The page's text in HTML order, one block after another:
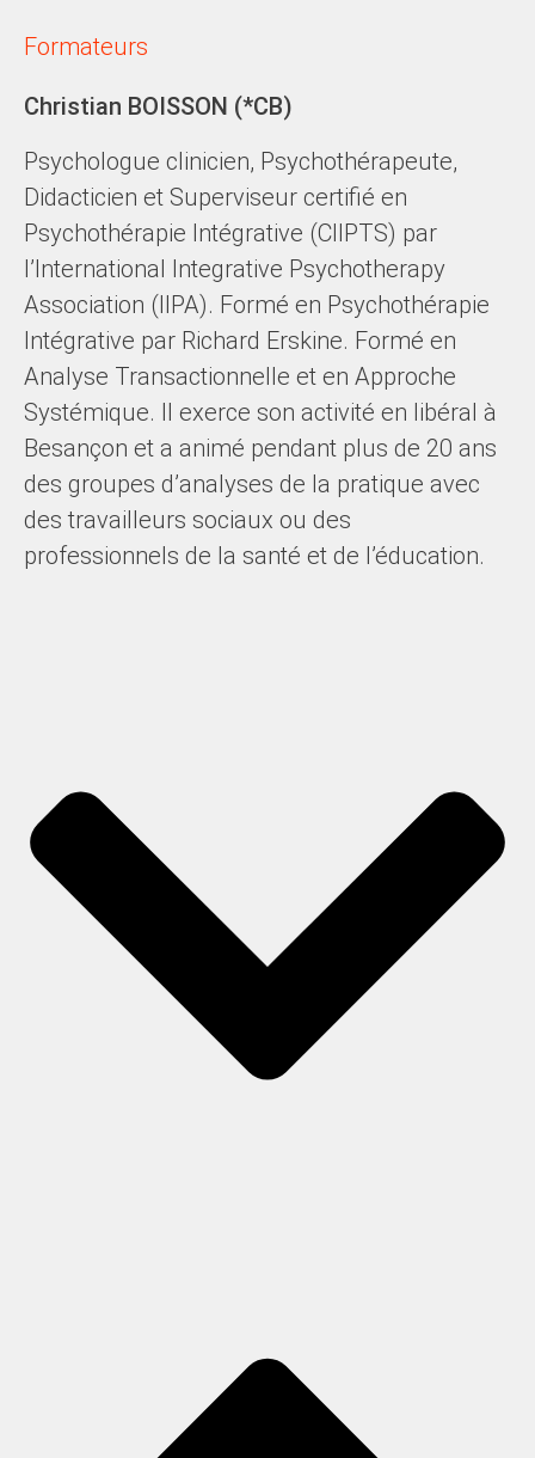
Formateurs
Christian BOISSON (*CB)
Psychologue clinicien, Psychothérapeute,
Didacticien et Superviseur certifié en
Psychothérapie Intégrative (CIIPTS) par
l’International Integrative Psychotherapy
Association (IIPA). Formé en Psychothérapie
Intégrative par Richard Erskine. Formé en
Analyse Transactionnelle et en Approche
Systémique. Il exerce son activité en libéral à
Besançon et a animé pendant plus de 20 ans
des groupes d’analyses de la pratique avec
des travailleurs sociaux ou des
professionnels de la santé et de l’éducation.